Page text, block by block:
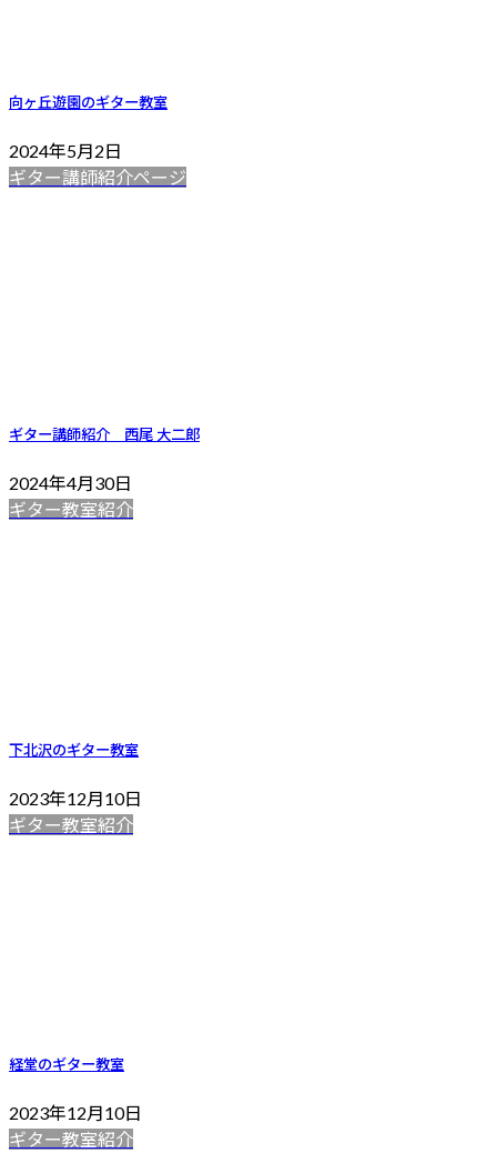
向ヶ丘遊園のギター教室
2024年5月2日
ギター講師紹介ページ
ギター講師紹介 西尾 大二郎
2024年4月30日
ギター教室紹介
下北沢のギター教室
2023年12月10日
ギター教室紹介
経堂のギター教室
2023年12月10日
ギター教室紹介